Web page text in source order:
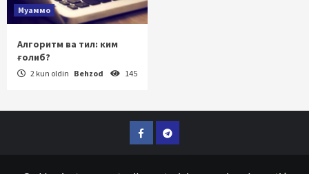
Муаммо
Алгоритм ва тил: ким
ғолиб?
2 kun oldin Behzod 145
FacebookTelegram